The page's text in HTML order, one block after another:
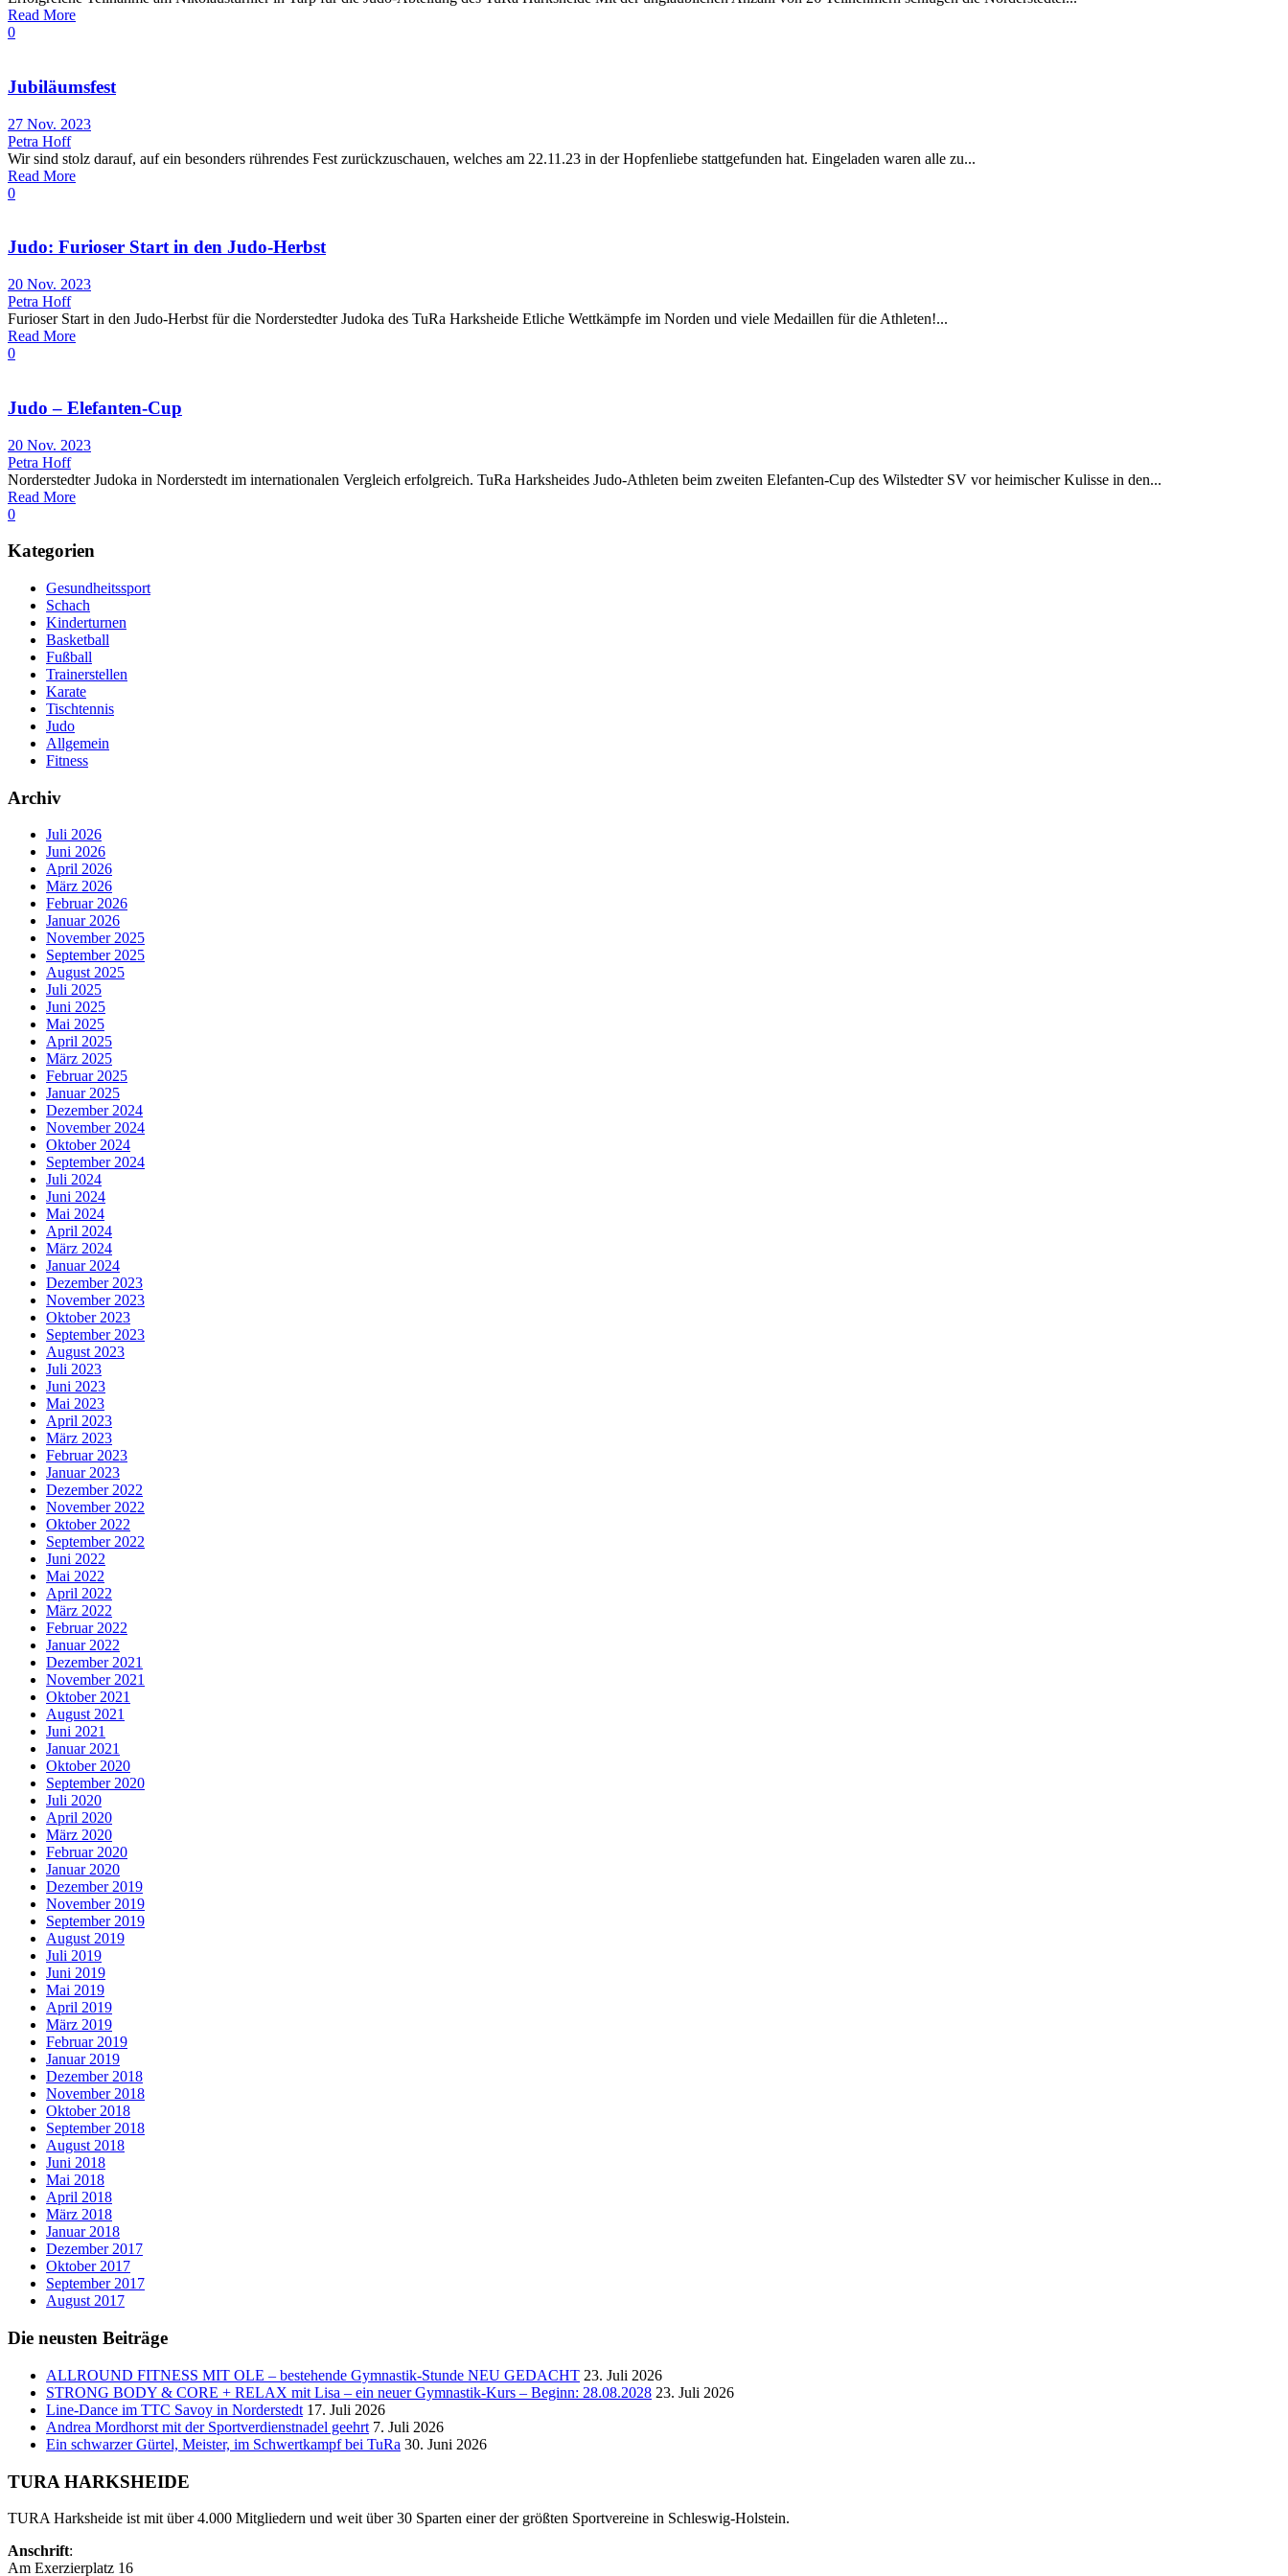
Read More
0
Jubiläumsfest
27 Nov. 2023
Petra Hoff
Wir sind stolz darauf, auf ein besonders rührendes Fest zurückzuschauen, welches am 22.11.23 in der Hopfenliebe stattgefunden hat. Eingeladen waren alle zu...
Read More
0
Judo: Furioser Start in den Judo-Herbst
20 Nov. 2023
Petra Hoff
Furioser Start in den Judo-Herbst für die Norderstedter Judoka des TuRa Harksheide Etliche Wettkämpfe im Norden und viele Medaillen für die Athleten!...
Read More
0
Judo – Elefanten-Cup
20 Nov. 2023
Petra Hoff
Norderstedter Judoka in Norderstedt im internationalen Vergleich erfolgreich. TuRa Harksheides Judo-Athleten beim zweiten Elefanten-Cup des Wilstedter SV vor heimischer Kulisse in den...
Read More
0
Kategorien
Gesundheitssport
Schach
Kinderturnen
Basketball
Fußball
Trainerstellen
Karate
Tischtennis
Judo
Allgemein
Fitness
Archiv
Juli 2026
Juni 2026
April 2026
März 2026
Februar 2026
Januar 2026
November 2025
September 2025
August 2025
Juli 2025
Juni 2025
Mai 2025
April 2025
März 2025
Februar 2025
Januar 2025
Dezember 2024
November 2024
Oktober 2024
September 2024
Juli 2024
Juni 2024
Mai 2024
April 2024
März 2024
Januar 2024
Dezember 2023
November 2023
Oktober 2023
September 2023
August 2023
Juli 2023
Juni 2023
Mai 2023
April 2023
März 2023
Februar 2023
Januar 2023
Dezember 2022
November 2022
Oktober 2022
September 2022
Juni 2022
Mai 2022
April 2022
März 2022
Februar 2022
Januar 2022
Dezember 2021
November 2021
Oktober 2021
August 2021
Juni 2021
Januar 2021
Oktober 2020
September 2020
Juli 2020
April 2020
März 2020
Februar 2020
Januar 2020
Dezember 2019
November 2019
September 2019
August 2019
Juli 2019
Juni 2019
Mai 2019
April 2019
März 2019
Februar 2019
Januar 2019
Dezember 2018
November 2018
Oktober 2018
September 2018
August 2018
Juni 2018
Mai 2018
April 2018
März 2018
Januar 2018
Dezember 2017
Oktober 2017
September 2017
August 2017
Die neusten Beiträge
ALLROUND FITNESS MIT OLE – bestehende Gymnastik-Stunde NEU GEDACHT 23. Juli 2026
STRONG BODY & CORE + RELAX mit Lisa – ein neuer Gymnastik-Kurs – Beginn: 28.08.2028 23. Juli 2026
Line-Dance im TTC Savoy in Norderstedt 17. Juli 2026
Andrea Mordhorst mit der Sportverdienstnadel geehrt 7. Juli 2026
Ein schwarzer Gürtel, Meister, im Schwertkampf bei TuRa 30. Juni 2026
TURA HARKSHEIDE
TURA Harksheide ist mit über 4.000 Mitgliedern und weit über 30 Sparten einer der größten Sportvereine in Schleswig-Holstein.
Anschrift:
Am Exerzierplatz 16